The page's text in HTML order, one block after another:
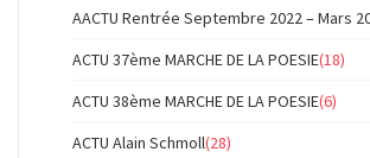
AACTU Rentrée Septembre 2022 – Mars
ACTU 37ème MARCHE DE LA POESIE(18)
ACTU 38ème MARCHE DE LA POESIE(6)
ACTU Alain Schmoll(28)